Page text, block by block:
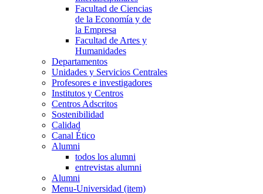
Facultad de Ciencias
de la Economía y de
la Empresa
Facultad de Artes y
Humanidades
Departamentos
Unidades y Servicios Centrales
Profesores e investigadores
Institutos y Centros
Centros Adscritos
Sostenibilidad
Calidad
Canal Ético
Alumni
todos los alumni
entrevistas alumni
Alumni
Menu-Universidad (item)